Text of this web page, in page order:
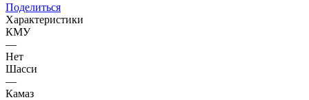
Поделиться
Характеристики
КМУ
—
Нет
Шасси
—
Камаз